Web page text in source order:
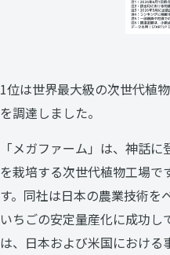
1位は世界最大級の次世代植
を調達しました。
「メガファーム」は、神話
を栽培する次世代植物工場で
す。同社は日本の農業技術を
いちごの安定量産化に成功
は、日本および米国における